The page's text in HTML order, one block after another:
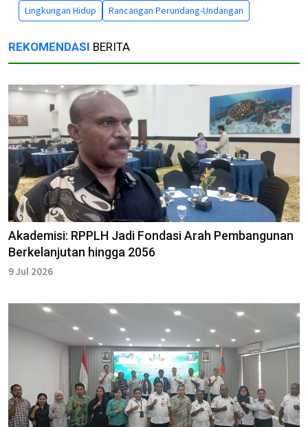
Lingkungan Hidup Rancangan Perundang-Undangan
REKOMENDASI BERITA
Akademisi: RPPLH Jadi Fondasi Arah Pembangunan
Berkelanjutan hingga 2056
9 Jul 2026